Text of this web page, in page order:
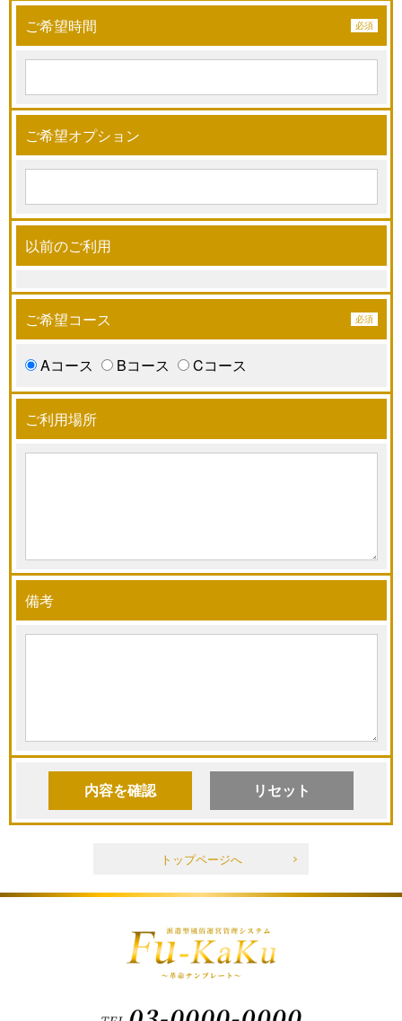
ご希望時間
ご希望オプション
以前のご利用
ご希望コース
Aコース Bコース Cコース
ご利用場所
備考
トップページへ